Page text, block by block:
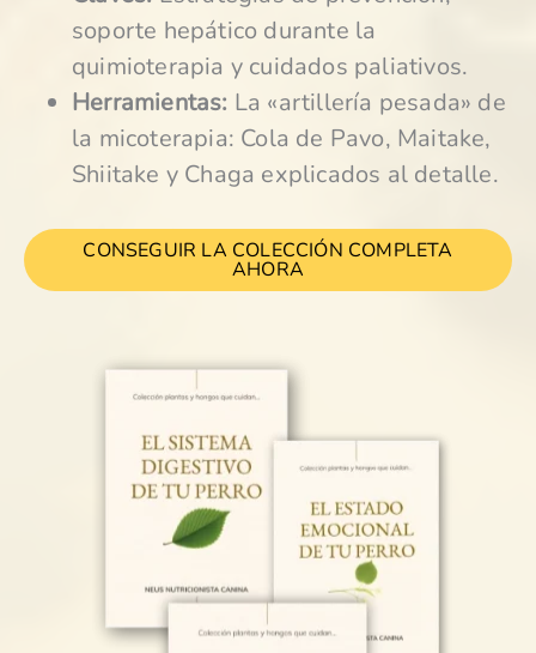
soporte hepático durante la
quimioterapia y cuidados paliativos.
Herramientas: La «artillería pesada» de
la micoterapia: Cola de Pavo, Maitake,
Shiitake y Chaga explicados al detalle.
CONSEGUIR LA COLECCIÓN COMPLETA
AHORA